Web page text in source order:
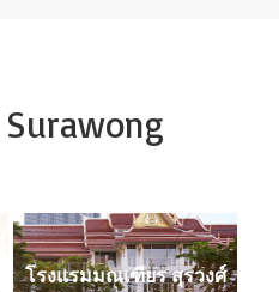
โรงแรมมณเฑียร สุรวงศ์